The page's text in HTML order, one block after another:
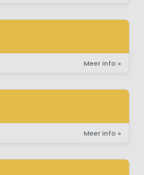
Meer info »
Meer info »